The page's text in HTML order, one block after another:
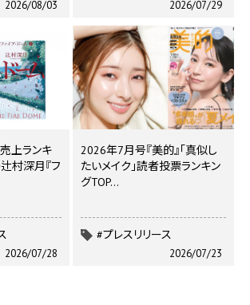
2026/08/03 2026/07/29
上ランキ
村深月『フ
2026/07/28
2026年7月号『美的』「真似し
たいメイク」読者投票ランキン
グTOP…
#プレスリリース
2026/07/23